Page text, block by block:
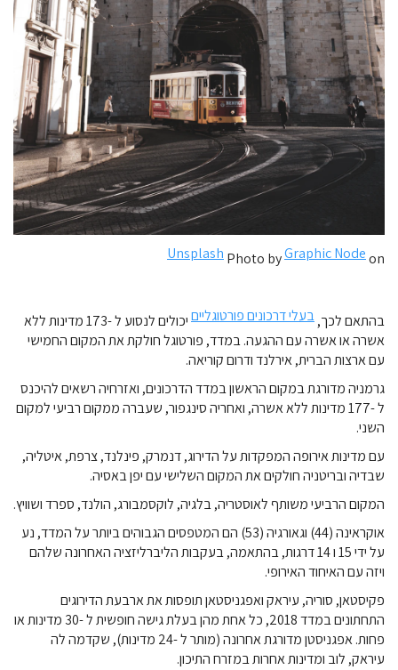
Photo byGraphic Nodeon
Unsplash
בהתאם לכך,בעלי דרכונים פורטוגליים
יכולים לנסוע ל -173 מדינות ללא
אשרה או אשרה עם ההגעה. במדד, פורטוגל חולקת את המקום החמישי
עם ארצות הברית, אירלנד ודרום קוריאה.
גרמניה מדורגת במקום הראשון במדד הדרכונים, ואזרחיה רשאים להיכנס
ל -177 מדינות ללא אשרה, ואחריה סינגפור, שעברה ממקום רביעי למקום
השני.
עם מדינות אירופה המפקדות על הדירוג, דנמרק, פינלנד, צרפת, איטליה,
שבדיה ובריטניה חולקים את המקום השלישי עם יפן באסיה.
המקום הרביעי משותף לאוסטריה, בלגיה, לוקסמבורג, הולנד, ספרד ושוויץ.
אוקראינה (44) וגאורגיה (53) הם המטפסים הגבוהים ביותר על המדד, נע
על ידי 15 ו 14 דרגות, בהתאמה, בעקבות הליברליזציה האחרונה שלהם
ויזה עם האיחוד האירופי.
פקיסטאן, סוריה, עיראק ואפגניסטאן תופסות את ארבעת הדירוגים
התחתונים במדד 2018, כל אחת מהן בעלת גישה חופשית ל -30 מדינות או
פחות. אפגניסטן מדורגת אחרונה (מותר ל -24 מדינות), שקדמה לה
עיראק, לוב ומדינות אחרות במזרח התיכון.